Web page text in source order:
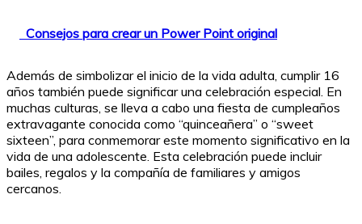
Consejos para crear un Power Point original
Además de simbolizar el inicio de la vida adulta, cumplir 16
años también puede significar una celebración especial. En
muchas culturas, se lleva a cabo una fiesta de cumpleaños
extravagante conocida como “quinceañera” o “sweet
sixteen”, para conmemorar este momento significativo en la
vida de una adolescente. Esta celebración puede incluir
bailes, regalos y la compañía de familiares y amigos
cercanos.